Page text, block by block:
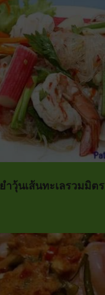
ยำวุ้นเส้นทะเลรวมมิตร